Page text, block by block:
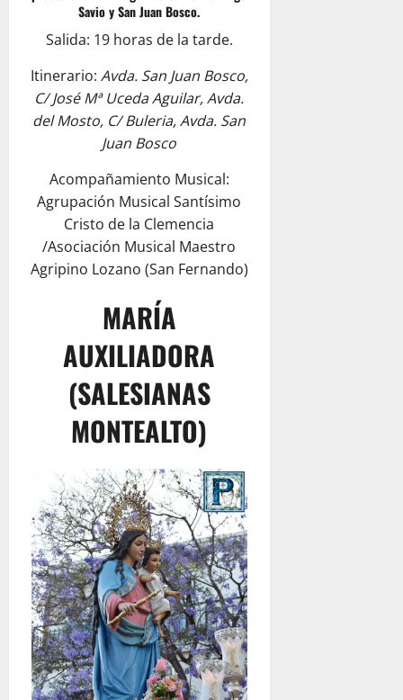
Savio y San Juan Bosco.
Salida: 19 horas de la tarde.
Itinerario: Avda. San Juan Bosco,
C/ José Mª Uceda Aguilar, Avda.
del Mosto, C/ Buleria, Avda. San
Juan Bosco
Acompañamiento Musical:
Agrupación Musical Santísimo
Cristo de la Clemencia
/Asociación Musical Maestro
Agripino Lozano (San Fernando)
MARÍA
AUXILIADORA
(SALESIANAS
MONTEALTO)